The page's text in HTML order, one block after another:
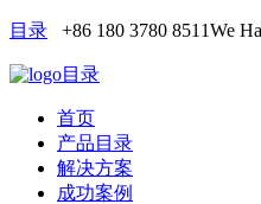
目录 +86 180 3780 8511We
目录
首页
产品目录
解决方案
成功案例